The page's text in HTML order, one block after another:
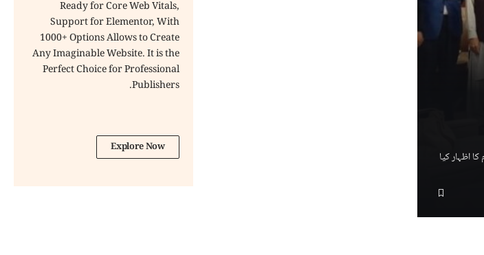
اظہار کیا
Ready for Core Web Vitals,
Support for Elementor, With
1000+ Options Allows to Create
Any Imaginable Website. It is the
Perfect Choice for Professional
Publishers.
Explore Now